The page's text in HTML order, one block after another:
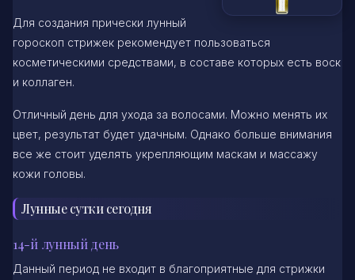
Для создания прически лунный
гороскоп стрижек рекомендует пользоваться
косметическими средствами, в составе которых есть воск
и коллаген.
Отличный день для ухода за волосами. Можно менять их
цвет, результат будет удачным. Однако больше внимания
все же стоит уделять укрепляющим маскам и массажу
кожи головы.
Лунные сутки сегодня
14-й лунный день
Данный период не входит в благоприятные для стрижки